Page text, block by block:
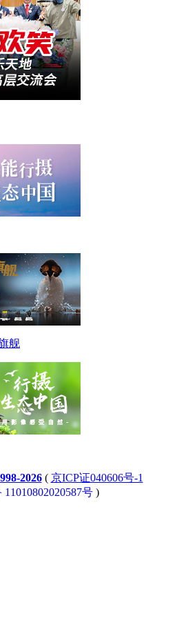
舰
2026( 京ICP证040606号-1
号)